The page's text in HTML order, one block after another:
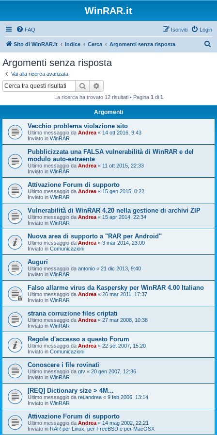
WinRAR.it
FAQ Login
Iscriviti
Sito di WinRAR.it Indice Cerca Argomenti senza risposta
Argomenti senza risposta
Vai alla ricerca avanzata
Cerca
La ricerca ha trovato 12 risultati • Pagina 1 di 1
Argomenti
Vecchio problema violazione sito
Ultimo messaggio da Andrea « 14 ott 2016, 9:43
Inviato in WinRAR
Pubblicizzata una FALSA vulnerabilità di WinRAR e del
modulo auto-estraente
Ultimo messaggio da Andrea « 11 ott 2015, 22:33
Inviato in WinRAR
Attivazione Forum di supporto
Ultimo messaggio da Andrea « 15 gen 2015, 0:22
Inviato in WinRAR
Vulnerabilità di WinRAR 4.20 nella gestione di archivi ZIP
Ultimo messaggio da Andrea « 15 apr 2014, 22:34
Inviato in WinRAR
Nuova area di supporto a "RAR per Android"
Ultimo messaggio da Andrea « 3 mar 2014, 23:00
Inviato in Comunicazioni
Auguri
Ultimo messaggio da antonio « 21 dic 2013, 9:40
Inviato in WinRAR
Falso allarme virus da Kaspersky per WinRAR 4.00 Italiano
Ultimo messaggio da Andrea « 26 mar 2011, 17:37
Inviato in WinRAR
strana corruzione files criptati
Ultimo messaggio da Andrea « 27 mar 2008, 10:38
Inviato in WinRAR
Regole d'accesso a questo Forum
Ultimo messaggio da Andrea « 22 set 2007, 15:20
Inviato in Comunicazioni
Conoscere i file rovinati
Ultimo messaggio da gtv « 20 gen 2007, 12:36
Inviato in WinRAR
[REQ] Dictionary size > 4M...
Ultimo messaggio da rei.andrea « 9 feb 2006, 13:14
Inviato in WinRAR
Attivazione Forum di supporto
Ultimo messaggio da Andrea « 14 mag 2002, 22:21
Inviato in RAR per Linux, per FreeBSD e per MacOSX